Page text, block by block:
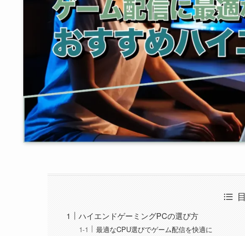
ハイエンドゲーミングPCの選び方
最適なCPU選びでゲーム配信を快適に